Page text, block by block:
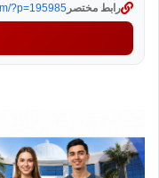
رابط مختصر ?p=195985